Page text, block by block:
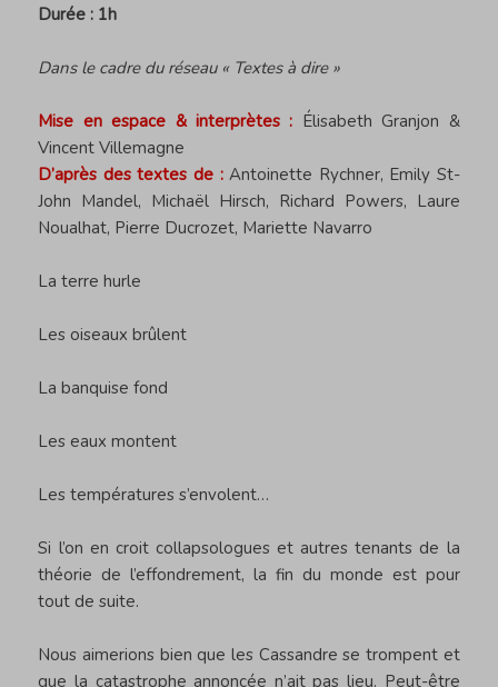
Durée : 1h
Dans le cadre du réseau « Textes à dire»
Mise en espace & interprètes : Élisabeth Granjon &
Vincent Villemagne
D’après des textes de :Antoinette Rychner, Emily St-
John Mandel, Michaël Hirsch, Richard Powers, Laure
Noualhat, Pierre Ducrozet, Mariette Navarro
La terre hurle
Les oiseaux brûlent
La banquise fond
Les eaux montent
Les températures s’envolent…
Si l’on en croit collapsologues et autres tenants de la
théorie de l’effondrement, la fin du monde est pour
tout de suite.
Nous aimerions bien que les Cassandre se trompent et
que la catastrophe annoncée n’ait pas lieu. Peut-être